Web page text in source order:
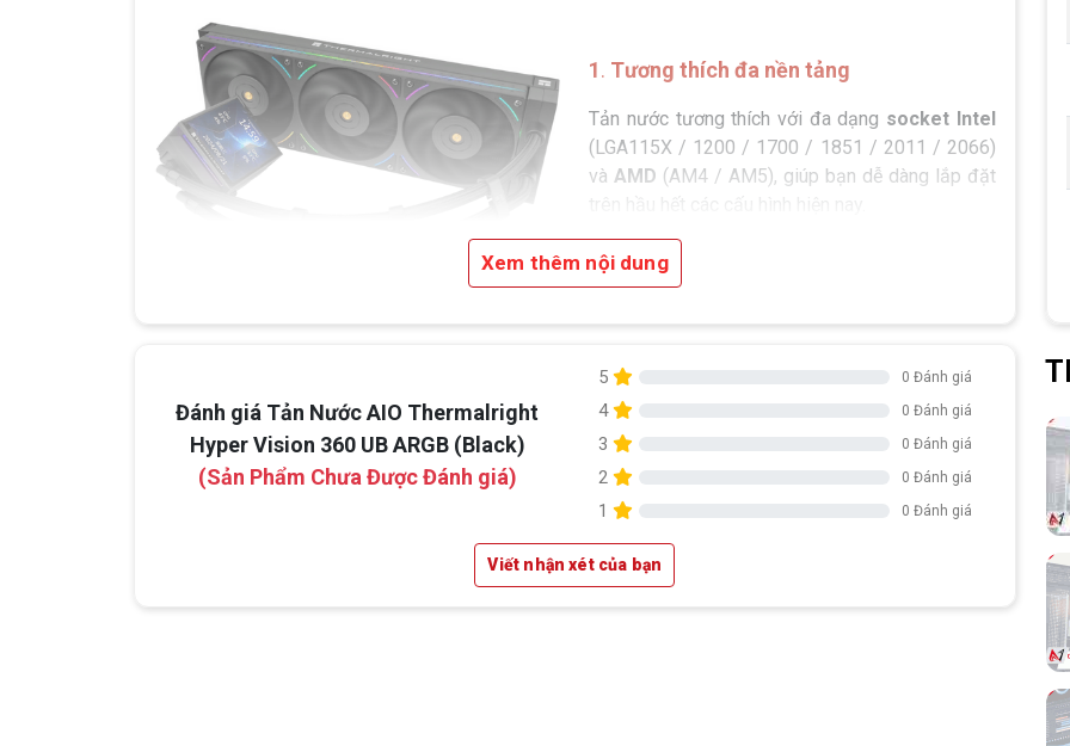
1. Tương thích đa nền tảng
Tản nước tương thích với đa dạng socket Intel
(LGA115X / 1200 / 1700 / 1851 / 2011 / 2066)
và AMD (AM4 / AM5), giúp bạn dễ dàng lắp đặt
Hiệu suất làm mát mạnh mẽ
cùng hệ thống quạt công suất cao
, sản phẩm đảm bảo khả năng dẫn
nhiệt hiệu quả và giữ nhiệt độ CPU luôn ổn định
Xem thêm nội dung
Đánh giá Tản Nước AIO Thermalright
Hyper Vision 360 UB ARGB (Black)
(Sản Phẩm Chưa Được Đánh giá)
5 0 Đánh giá
4 0 Đánh giá
3 0 Đánh giá
2 0 Đánh giá
1 0 Đánh giá
Viết nhận xét của bạn